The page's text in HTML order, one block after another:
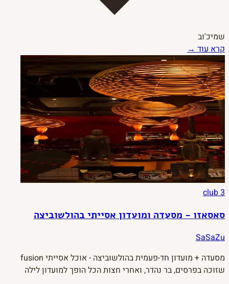
שמיכ'וב
קרא עוד →
club3
סאסאזו - מסעדה ומועדון אסייתי בהולשוביצה
SaSaZu
מסעדה + מועדון חד-פעמית בהולשוביצה - אוכל אסייתי fusion
שזוכה בפרסים, בר נהדר, ואחרי חצות הכל הופך למועדון לילה